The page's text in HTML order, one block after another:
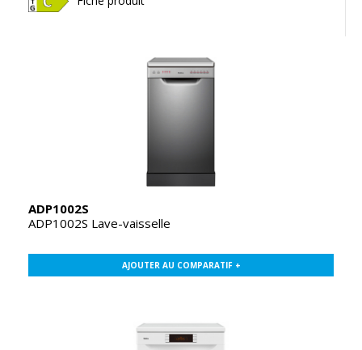
ADP1002S
ADP1002S Lave-vaisselle
AJOUTER AU COMPARATIF +